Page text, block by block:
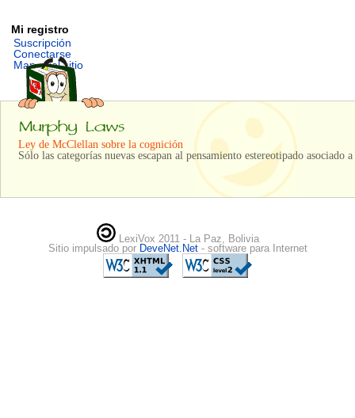
Mi registro
Suscripción
Conectarse
Mapa del sitio
Ley de McClellan sobre la cognición
Sólo las categorías nuevas escapan al pensamiento estereotipado asociado
LexiVox 2011 - La Paz, Bolivia
Sitio impulsado por DeveNet.Net - software para Internet